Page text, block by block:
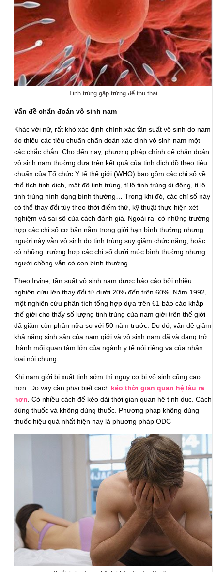
Tinh trùng gặp trứng để thụ thai
Vấn đề chẩn đoán vô sinh nam
Khác với nữ, rất khó xác định chính xác tần suất vô sinh do nam
do thiếu các tiêu chuẩn chẩn đoán xác định vô sinh nam một
các chắc chắn. Cho đến nay, phương pháp chính để chẩn đoán
vô sinh nam thường dựa trên kết quả của tinh dịch đồ theo tiêu
chuẩn của Tổ chức Y tế thế giới (WHO) bao gồm các chỉ số về
thể tích tinh dịch, mật độ tinh trùng, tỉ lệ tinh trùng di động, tỉ lệ
tinh trùng hình dạng bình thường… Trong khi đó, các chỉ số này
có thể thay đổi tùy theo thời điểm thử, kỹ thuật thực hiện xét
nghiệm và sai số của cách đánh giá. Ngoài ra, có những trường
hợp các chỉ số cơ bản nằm trong giới hạn bình thường nhưng
người này vẫn vô sinh do tinh trùng suy giảm chức năng; hoặc
có những trường hợp các chỉ số dưới mức bình thường nhưng
người chồng vẫn có con bình thường.
Theo Irvine, tần suất vô sinh nam được báo cáo bởi nhiều
nghiên cứu lớn thay đổi từ dưới 20% đến trên 60%. Năm 1992,
một nghiên cứu phân tích tổng hợp dựa trên 61 báo cáo khắp
thế giới cho thấy số lượng tinh trùng của nam giới trên thế giới
đã giảm còn phân nữa so với 50 năm trước. Do đó, vấn đề giảm
khả năng sinh sản của nam giới và vô sinh nam đã và đang trở
thành mối quan tâm lớn của ngành y tế nói riêng và của nhân
loại nói chung.
Khi nam giới bị xuất tinh sớm thì nguy cơ bị vô sinh cũng cao
hơn. Do vậy cần phải biết cách kéo thời gian quan hệ lâu ra
hơn. Có nhiều cách để kéo dài thời gian quan hệ tình dục. Cách
dùng thuốc và không dùng thuốc. Phương pháp không dùng
thuốc hiệu quả nhất hiện nay là phương pháp ODC